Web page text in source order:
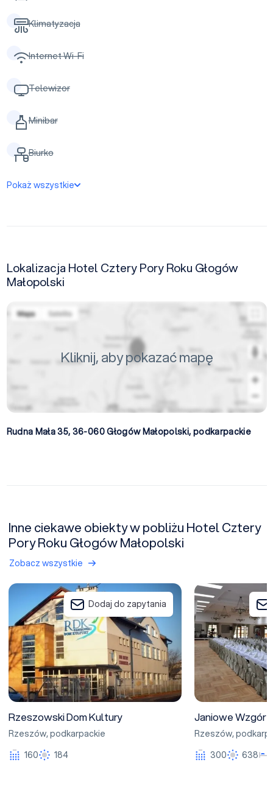
Klimatyzacja
Internet Wi-Fi
Telewizor
Minibar
Biurko
Pokaż wszystkie
Lokalizacja Hotel Cztery Pory Roku Głogów
Małopolski
Kliknij, aby pokazać mapę
Rudna Mała 35, 36-060Głogów Małopolski, podkarpackie
Inne ciekawe obiekty w pobliżu Hotel Cztery
Pory Roku Głogów Małopolski
Zobacz wszystkie
Rzeszowski Dom Kultury
Dodaj do zapytania
Rzeszowski Dom Kultury
Rzeszów,podkarpackie
160
184
Janiowe Wzgórze
Janiowe
Rzeszów,
300
638